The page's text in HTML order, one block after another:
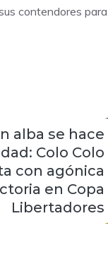
contendores
alba se hace
Colo Colo
con agónica
en Copa
Libertadores